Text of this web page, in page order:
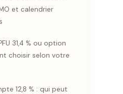
et calendrier
31,4 % ou option
choisir selon votre
12,8 % : qui peut